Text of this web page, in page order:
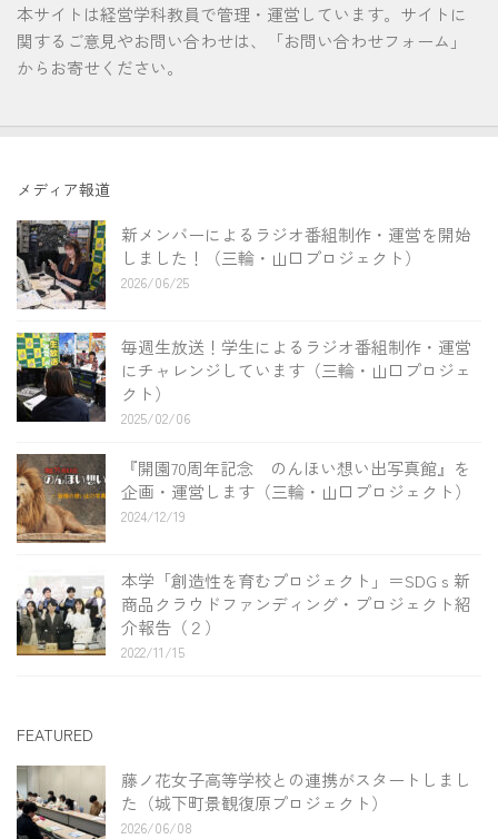
本サイトは経営学科教員で管理・運営しています。サイトに
関するご意見やお問い合わせは、「お問い合わせフォーム」
からお寄せください。
メディア報道
新メンバーによるラジオ番組制作・運営を開始
しました！（三輪・山口プロジェクト）
2026/06/25
毎週生放送！学生によるラジオ番組制作・運営
にチャレンジしています（三輪・山口プロジェ
クト）
2025/02/06
『開園70周年記念 のんほい想い出写真館』を
企画・運営します（三輪・山口プロジェクト）
2024/12/19
本学「創造性を育むプロジェクト」＝SDGｓ新
商品クラウドファンディング・プロジェクト紹
介報告（２）
2022/11/15
FEATURED
藤ノ花女子高等学校との連携がスタートしまし
た（城下町景観復原プロジェクト）
2026/06/08